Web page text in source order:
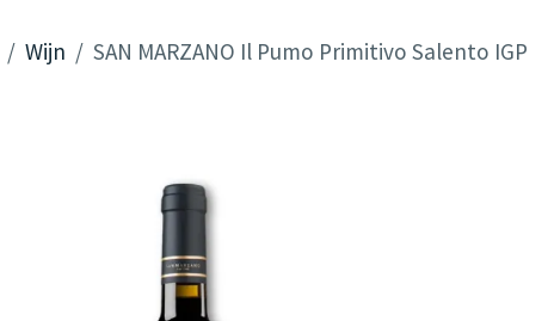
Wijn SAN MARZANO Il Pumo Primitivo Salento IGP